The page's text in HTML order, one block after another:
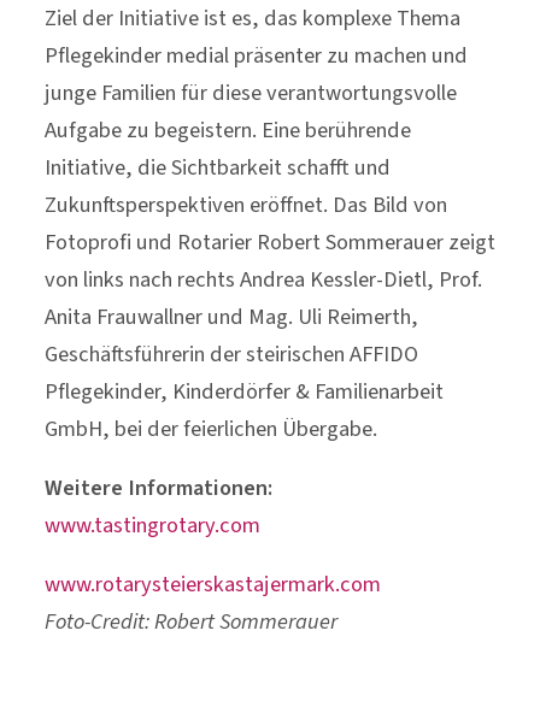
Ziel der Initiative ist es, das komplexe Thema
Pflegekinder medial präsenter zu machen und
junge Familien für diese verantwortungsvolle
Aufgabe zu begeistern. Eine berührende
Initiative, die Sichtbarkeit schafft und
Zukunftsperspektiven eröffnet. Das Bild von
Fotoprofi und Rotarier Robert Sommerauer zeigt
von links nach rechts Andrea Kessler-Dietl, Prof.
Anita Frauwallner und Mag. Uli Reimerth,
Geschäftsführerin der steirischen AFFIDO
Pflegekinder, Kinderdörfer & Familienarbeit
GmbH, bei der feierlichen Übergabe.
Weitere Informationen:
www.tastingrotary.com
www.rotarysteierskastajermark.com
Foto-Credit: Robert Sommerauer